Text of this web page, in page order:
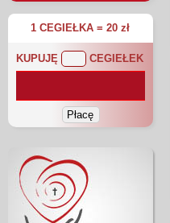
1 CEGIEŁKA = 20 zł
KUPUJĘ CEGIEŁEK